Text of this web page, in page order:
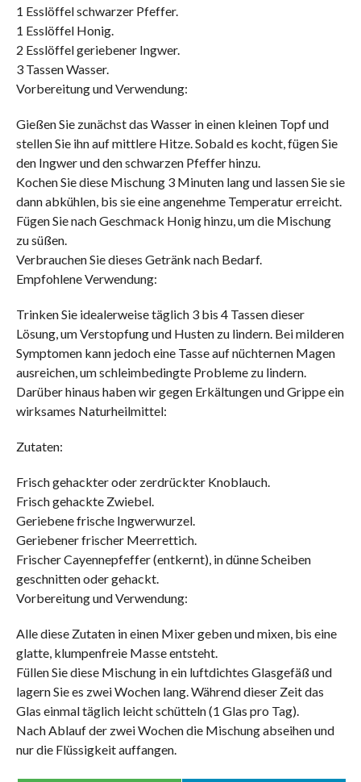
1 Esslöffel schwarzer Pfeffer.
1 Esslöffel Honig.
2 Esslöffel geriebener Ingwer.
3 Tassen Wasser.
Vorbereitung und Verwendung:
Gießen Sie zunächst das Wasser in einen kleinen Topf und
stellen Sie ihn auf mittlere Hitze. Sobald es kocht, fügen Sie
den Ingwer und den schwarzen Pfeffer hinzu.
Kochen Sie diese Mischung 3 Minuten lang und lassen Sie sie
dann abkühlen, bis sie eine angenehme Temperatur erreicht.
Fügen Sie nach Geschmack Honig hinzu, um die Mischung
zu süßen.
Verbrauchen Sie dieses Getränk nach Bedarf.
Empfohlene Verwendung:
Trinken Sie idealerweise täglich 3 bis 4 Tassen dieser
Lösung, um Verstopfung und Husten zu lindern. Bei milderen
Symptomen kann jedoch eine Tasse auf nüchternen Magen
ausreichen, um schleimbedingte Probleme zu lindern.
Darüber hinaus haben wir gegen Erkältungen und Grippe ein
wirksames Naturheilmittel:
Zutaten:
Frisch gehackter oder zerdrückter Knoblauch.
Frisch gehackte Zwiebel.
Geriebene frische Ingwerwurzel.
Geriebener frischer Meerrettich.
Frischer Cayennepfeffer (entkernt), in dünne Scheiben
geschnitten oder gehackt.
Vorbereitung und Verwendung:
Alle diese Zutaten in einen Mixer geben und mixen, bis eine
glatte, klumpenfreie Masse entsteht.
Füllen Sie diese Mischung in ein luftdichtes Glasgefäß und
lagern Sie es zwei Wochen lang. Während dieser Zeit das
Glas einmal täglich leicht schütteln (1 Glas pro Tag).
Nach Ablauf der zwei Wochen die Mischung abseihen und
nur die Flüssigkeit auffangen.